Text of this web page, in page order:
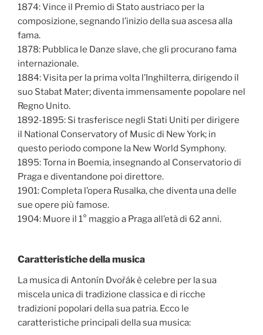
1874: Vince il Premio di Stato austriaco per la
composizione, segnando l’inizio della sua ascesa alla
fama.
1878: Pubblica le Danze slave, che gli procurano fama
internazionale.
1884: Visita per la prima volta l’Inghilterra, dirigendo il
suo Stabat Mater; diventa immensamente popolare nel
Regno Unito.
1892-1895: Si trasferisce negli Stati Uniti per dirigere
il National Conservatory of Music di New York; in
questo periodo compone la New World Symphony.
1895: Torna in Boemia, insegnando al Conservatorio di
Praga e diventandone poi direttore.
1901: Completa l’opera Rusalka, che diventa una delle
sue opere più famose.
1904: Muore il 1° maggio a Praga all’età di 62 anni.
Caratteristiche della musica
La musica di Antonín Dvořák è celebre per la sua
miscela unica di tradizione classica e di ricche
tradizioni popolari della sua patria. Ecco le
caratteristiche principali della sua musica: